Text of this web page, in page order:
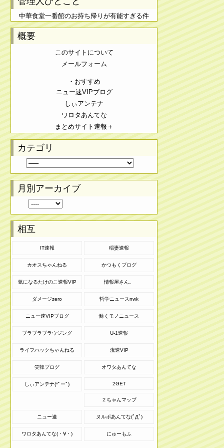
中華食堂一番館のお持ち帰りが有能すぎる件
概要
このサイトについて
メールフォーム
・おすすめ
ニュー速VIPブログ
しぃアンテナ
ワロタあんてな
まとめサイト速報＋
カテゴリ
月別アーカイブ
相互
IT速報 稲妻速報
カオスちゃんねる かつもくブログ
気になるたけのこ速報VIP 情報屋さん。
ダメージzero 哲学ニュースnwk
ニュー速VIPブログ 働くモノニュース
ブラブラブラウジング U-1速報
ライフハックちゃんねる 流速VIP
笑韓ブログ オワタあんてな
しぃアンテナ(*ﾟーﾟ) 2GET
２ちゃんマップ
ニュー速 ヌルポあんてな(ﾟДﾟ)
ワロタあんてな(・∀・) にゅーもふ